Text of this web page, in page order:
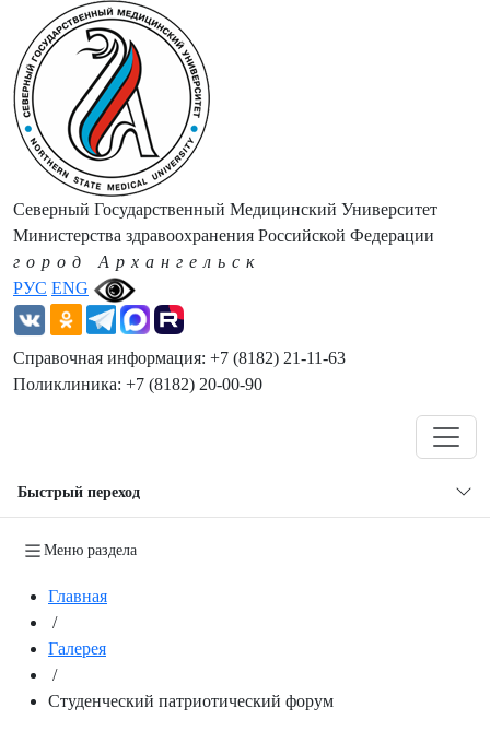
РУС ENG
Северный Государственный Медицинский Университет
Министерства здравоохранения Российской Федерации
город Архангельск
Справочная информация: +7 (8182) 21-11-63
Поликлиника: +7 (8182) 20-00-90
Быстрый переход
Меню раздела
Главная
/
Галерея
/
Студенческий патриотический форум